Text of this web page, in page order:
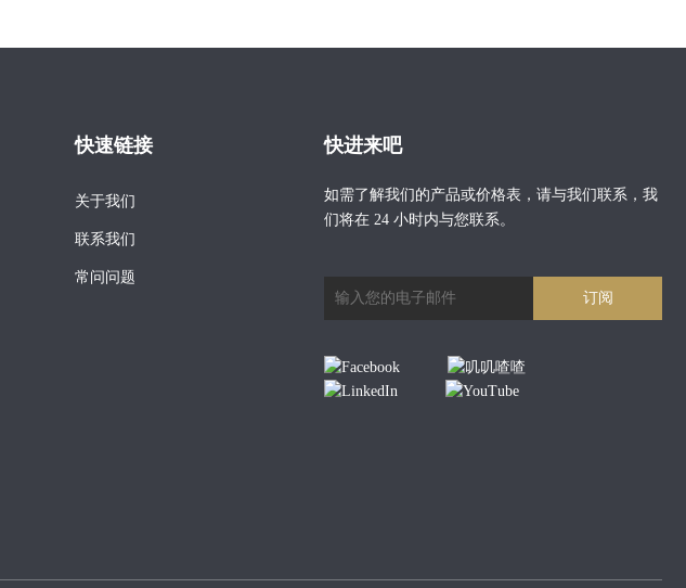
快速链接
关于我们
联系我们
常问问题
快进来吧
如需了解我们的产品或价格表，请与我们联系，我
们将在 24 小时内与您联系。
订阅